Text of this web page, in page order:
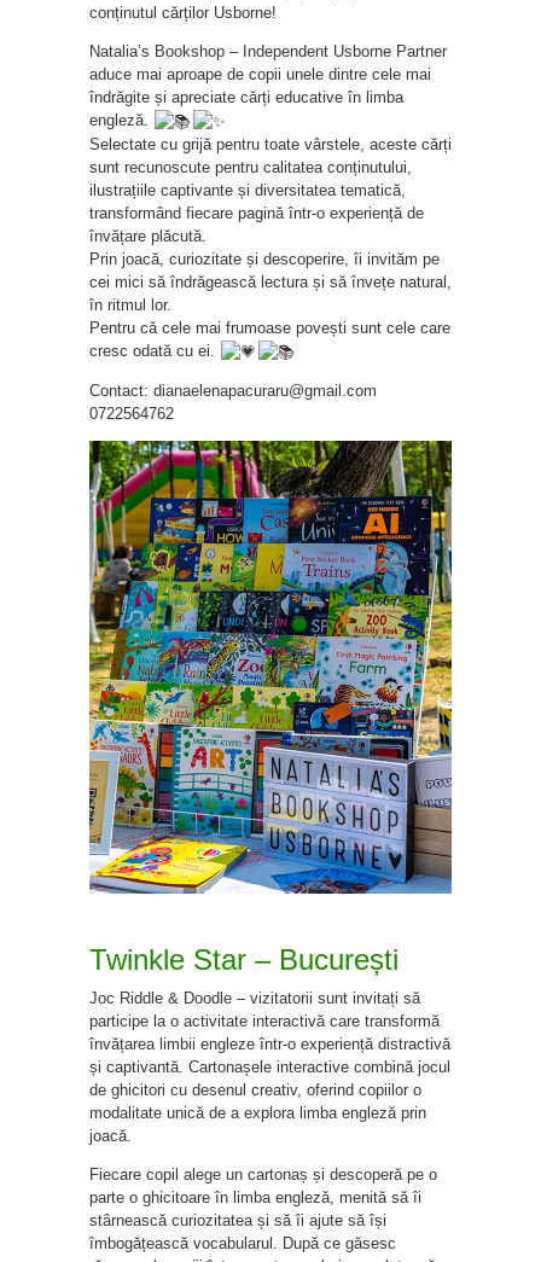
conținutul cărților Usborne!
Natalia’s Bookshop – Independent Usborne Partner
aduce mai aproape de copii unele dintre cele mai
îndrăgite și apreciate cărți educative în limba
engleză.
Selectate cu grijă pentru toate vârstele, aceste cărți
sunt recunoscute pentru calitatea conținutului,
ilustrațiile captivante și diversitatea tematică,
transformând fiecare pagină într-o experiență de
învățare plăcută.
Prin joacă, curiozitate și descoperire, îi invităm pe
cei mici să îndrăgească lectura și să învețe natural,
în ritmul lor.
Pentru că cele mai frumoase povești sunt cele care
cresc odată cu ei.
Contact: dianaelenapacuraru@gmail.com
0722564762
Twinkle Star – București
Joc Riddle & Doodle – vizitatorii sunt invitați să
participe la o activitate interactivă care transformă
învățarea limbii engleze într-o experiență distractivă
și captivantă. Cartonașele interactive combină jocul
de ghicitori cu desenul creativ, oferind copiilor o
modalitate unică de a explora limba engleză prin
joacă.
Fiecare copil alege un cartonaș și descoperă pe o
parte o ghicitoare în limba engleză, menită să îi
stârnească curiozitatea și să îi ajute să își
îmbogățească vocabularul. După ce găsesc